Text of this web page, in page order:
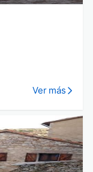
Ver más